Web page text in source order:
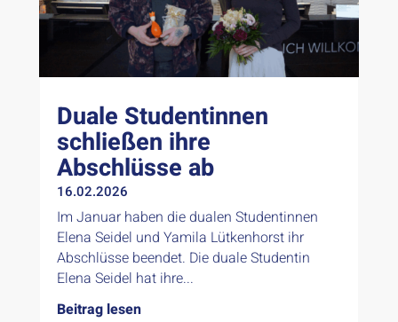
Duale Studentinnen
schließen ihre
Abschlüsse ab
16.02.2026
Im Januar haben die dualen Studentinnen
Elena Seidel und Yamila Lütkenhorst ihr
Abschlüsse beendet. Die duale Studentin
Elena Seidel hat ihre...
Beitrag lesen